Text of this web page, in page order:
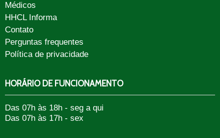
Médicos
HHCL Informa
Contato
Perguntas frequentes
Política de privacidade
HORÁRIO DE FUNCIONAMENTO
Das 07h às 18h - seg a qui
Das 07h às 17h - sex